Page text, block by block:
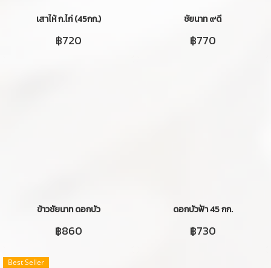
เสาไห้ ก.ไก่ (45กก.)
฿720
ชัยนาท ๙ดี
฿770
ข้าวชัยนาท ดอกบัว
฿860
ดอกบัวฟ้า 45 กก.
฿730
Best Seller